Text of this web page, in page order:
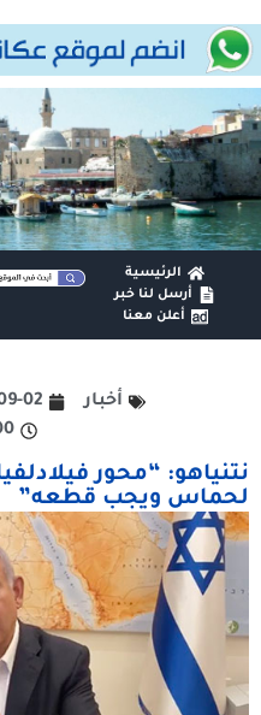
الرئيسية
أرسل لنا خبر
أعلن معنا
أخبار
02
نتنياهو: “محور
لحماس ويجب قطعه”